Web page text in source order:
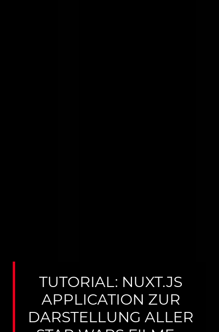
TUTORIAL: NUXT.JS
APPLICATION ZUR
DARSTELLUNG ALLER